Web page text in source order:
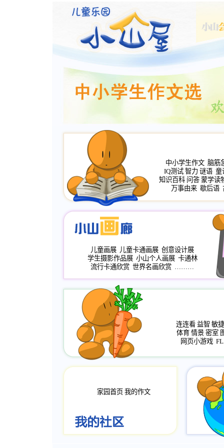
中小学生作文 脑筋
IQ测试 智力 谜语 童
知识百科 问答 蒙学读
万事由来 歇后语
儿童画展 儿童卡通画展 创意设计展
学生摄影作品展 小山个人画展 卡通林
流行卡通欣赏 世界名画欣赏 ………
连连看 益智 敏捷
体育 情景 密室
网页小游戏
家园首页 我的作文